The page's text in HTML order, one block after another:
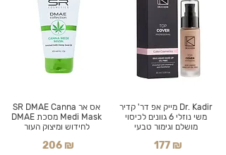
אס אר SR DMAE Canna
Medi Mask מסכת DMAE
לחידוש ומיצוק העור
206 ₪
Dr. Kadir מייק אפ דר' קדיר
משי נוזלי 6 גוונים לכיסוי
מושלם וגימור טבעי
177 ₪